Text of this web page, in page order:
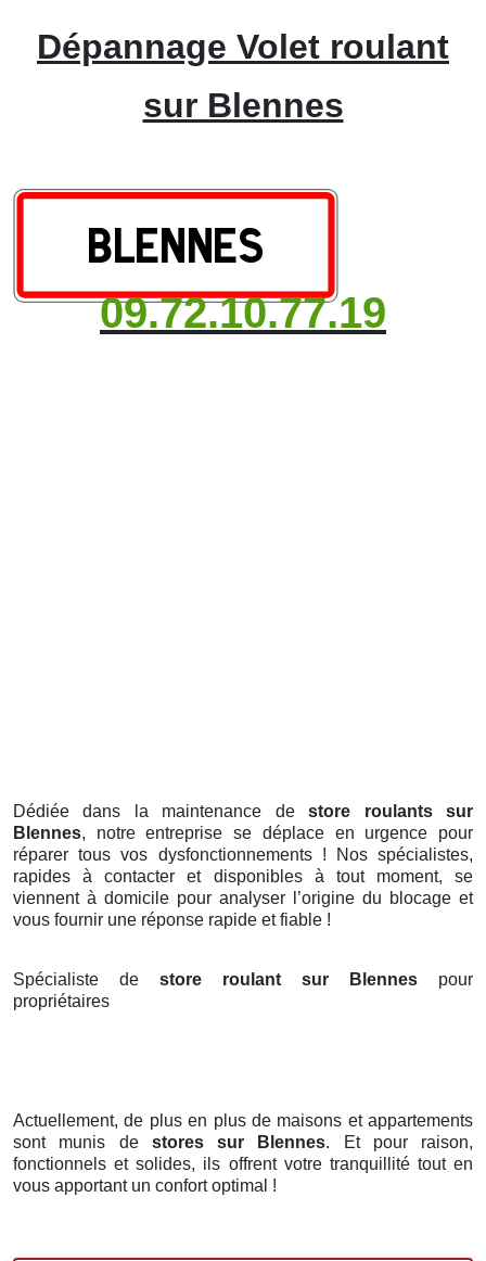
Dépannage Volet roulant
sur Blennes
09.72.10.77.19
Dédiée dans la maintenance destore roulants sur
Blennes, notre entreprise se déplace en urgence pour
réparer tous vos dysfonctionnements ! Nos spécialistes,
rapides à contacter et disponibles à tout moment, se
viennent à domicile pour analyser l’origine du blocage et
vous fournir une réponse rapide et fiable !
Spécialiste de store roulant sur Blennes pour
propriétaires
Actuellement, de plus en plus de maisons et appartements
sont munis de stores sur Blennes. Et pour raison,
fonctionnels et solides, ils offrent votre tranquillité tout en
vous apportant un confort optimal !